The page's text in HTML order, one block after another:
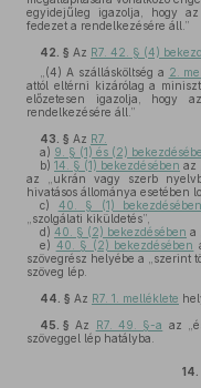
egyidejűleg igazolja, hogy
fedezet a rendelkezésére áll.”
42. § Az R7. 42. § (4)
„(4) A szállásköltség a 2.
attól eltérni kizárólag a
előzetesen igazolja, hogy
rendelkezésére áll.”
43. § Az R7.
a) 9. § (1) és (2)
b) 14. § (1) bekezdésében az
az „ukrán vagy szerb
hivatásos állománya esetében
c)
40. § (1) bekezdésében
„szolgálati kiküldetés”,
d) 40. § (2) bekezdésében a
e) 40. § (2) bekezdésében
szövegrész helyébe a „szerint
szöveg lép.
44. § Az R7. 1. melléklete
45. § Az R7. 49. §-a az
szöveggel lép hatályba.
14.